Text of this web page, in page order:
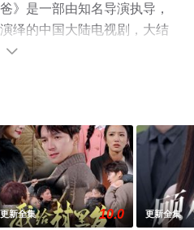
》是一部由知名导演执导，
绎的中国大陆电视剧，大结
免费观看高清未删减完整版
视剧、电视猫或剧情网等平

更新全集 10.0 更新全集